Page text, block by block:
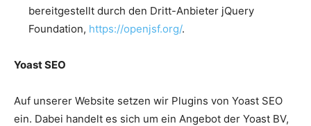
bereitgestellt durch den Dritt-Anbieter jQuery
Foundation, https://openjsf.org/.
Yoast SEO
Auf unserer Website setzen wir Plugins von Yoast SEO
ein. Dabei handelt es sich um ein Angebot der Yoast BV,